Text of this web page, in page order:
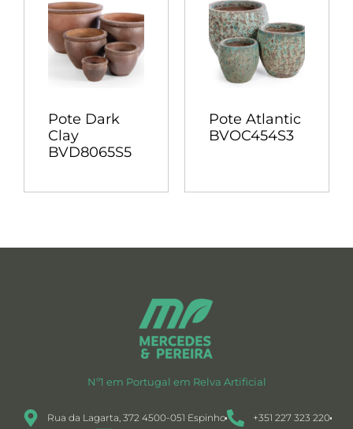
Pote Dark
Clay
BVD8065S5
Pote Atlantic
BVOC454S3
Nº1 em Portugal em Relva Artificial
Rua da Lagarta, 372 4500-051 Espinho +351 227 323 220